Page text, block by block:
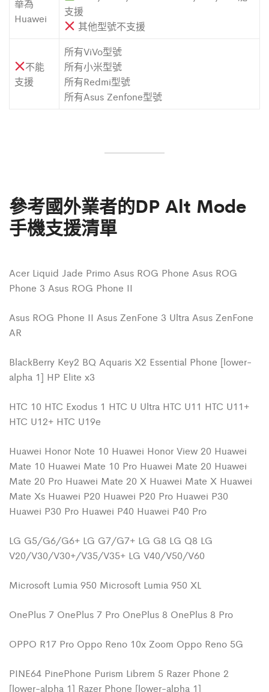
華為
Huawei
支援
其他型號不支援
不能
支援
所有ViVo型號
所有小米型號
所有Redmi型號
所有Asus Zenfone型號
參考國外業者的DP Alt Mode
手機支援清單
Acer Liquid Jade Primo Asus ROG Phone Asus ROG
Phone 3 Asus ROG Phone II
Asus ROG Phone II Asus ZenFone 3 Ultra Asus ZenFone
AR
BlackBerry Key2 BQ Aquaris X2 Essential Phone [lower-
alpha 1] HP Elite x3
HTC 10 HTC Exodus 1 HTC U Ultra HTC U11 HTC U11+
HTC U12+ HTC U19e
Huawei Honor Note 10 Huawei Honor View 20 Huawei
Mate 10 Huawei Mate 10 Pro Huawei Mate 20 Huawei
Mate 20 Pro Huawei Mate 20 X Huawei Mate X Huawei
Mate Xs Huawei P20 Huawei P20 Pro Huawei P30
Huawei P30 Pro Huawei P40 Huawei P40 Pro
LG G5/G6/G6+ LG G7/G7+ LG G8 LG Q8 LG
V20/V30/V30+/V35/V35+ LG V40/V50/V60
Microsoft Lumia 950 Microsoft Lumia 950 XL
OnePlus 7 OnePlus 7 Pro OnePlus 8 OnePlus 8 Pro
OPPO R17 Pro Oppo Reno 10x Zoom Oppo Reno 5G
PINE64 PinePhone Purism Librem 5 Razer Phone 2
[lower-alpha 1] Razer Phone [lower-alpha 1]